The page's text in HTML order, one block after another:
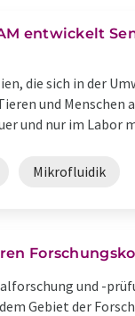
entwickelt
die sich in der
und
und nur im Labor
Mikrofluidik
und -
Gebiet der